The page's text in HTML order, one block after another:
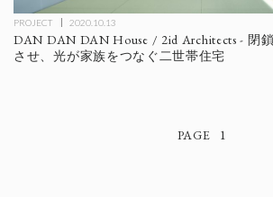
PROJECT 2020.10.13
DAN DAN DAN House / 2id Architects - 閉
させ、光が家族をつなぐ二世帯住宅
1